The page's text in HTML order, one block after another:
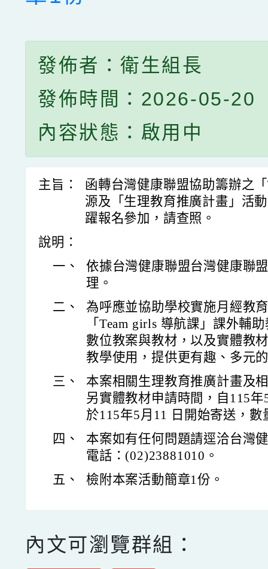
發佈者：衛生組長
發佈時間：2026-05-20
內容狀態：啟用中
主旨：
函轉台灣健康聯盟協助籌辦之
源及「生理教育推廣計畫」活
躍報名參加，請查照。
說明：
一、
依據台灣健康聯盟台灣健康聯
理。
二、
為呼應並協助學校實施月經教
「Team girls 導航課」課外輔
數位教案與教材，以及實體教
教學使用，提供更有趣、多元
三、
本案相關生理教育推廣計畫及
另實體教材申請時間，自115
於115年5月11 日開始寄送，
四、
本案如有任何問題請逕洽台灣
電話：(02)23881010。
五、
檢附本案活動簡章1份。
內文可瀏覽群組：